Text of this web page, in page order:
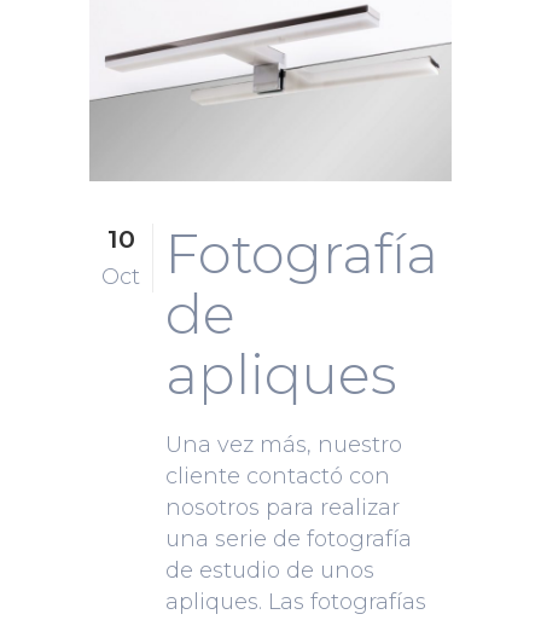
10
Oct
Fotografía
de
apliques
Una vez más, nuestro
cliente contactó con
nosotros para realizar
una serie de fotografía
de estudio de unos
apliques. Las fotografías